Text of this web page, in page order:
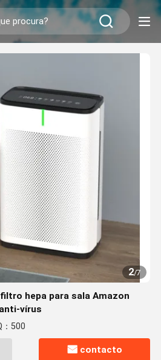
2/7
hepa para sala Amazon
vírus
：500
contacto